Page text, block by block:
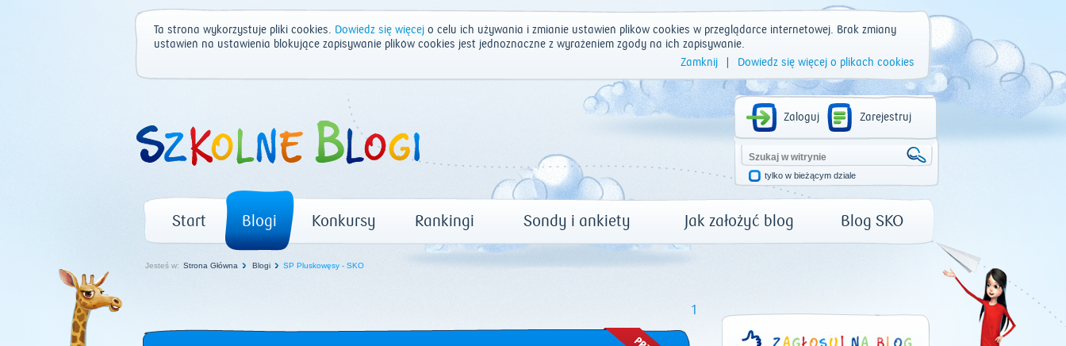
Ta strona wykorzystuje pliki cookies. Dowiedz się więcejo celu ich używania i zmianie ustawień plików cookies w przeglądarce internetowej. Brak zmiany
ustawień na ustawienia blokujące zapisywanie plików cookies jest jednoznaczne z wyrażeniem zgody na ich zapisywanie.
Zamknij
Dowiedz się więcej o plikach cookies
Zaloguj Zarejestruj
tylko w bieżącym dziale
Start Blogi Konkursy Rankingi Sondy i ankiety Jak założyć blog Blog SKO
Jesteś w: Strona Główna Blogi SP Pluskowęsy - SKO
1